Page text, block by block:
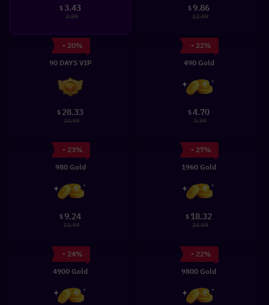
$3.43
3.99
$9.86
12.99
- 20%
90 DAYS VIP
$ 28.33
34.99
- 22%
490 Gold
$4.70
5.99
- 23%
980 Gold
$9.24
11.99
- 27%
1960 Gold
$ 18.32
24.99
- 24%
4900 Gold
- 22%
9800 Gold